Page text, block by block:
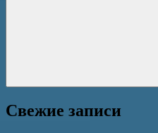
Поиск
Свежие записи